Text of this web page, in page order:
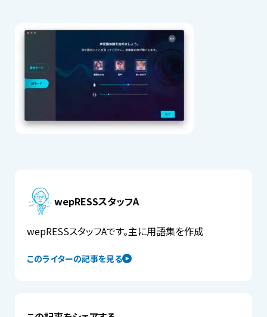
wepRESSスタッフA
このライターの記事を見る
wepRESSスタッフAです。主に用語集を作成